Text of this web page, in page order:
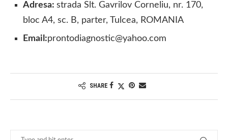
Adresa: strada Slt. Gavrilov Corneliu, nr. 170,
bloc A4, sc. B, parter, Tulcea, ROMANIA
Email:prontodiagnostic@yahoo.com
SHARE